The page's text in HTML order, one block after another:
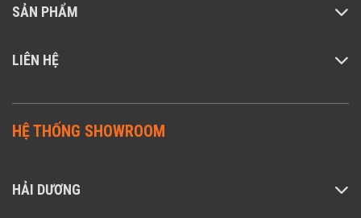
SẢN PHẨM
LIÊN HỆ
HỆ THỐNG SHOWROOM
HẢI DƯƠNG